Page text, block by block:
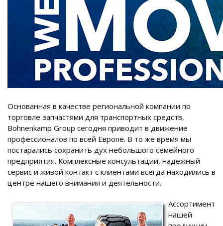
Основанная в качестве региональной компании по
торговле запчастями для транспортных средств,
Bohnenkamp Group сегодня приводит в движение
профессионалов по всей Европе. В то же время мы
постарались сохранить дух небольшого семейного
предприятия. Комплексные консультации, надежный
сервис и живой контакт с клиентами всегда находились в
центре нашего внимания и деятельности.
Ассортимент
нашей